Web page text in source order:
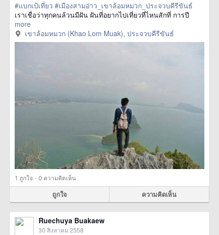
#แบกเป้เที่ยว #เมืองสามอ่าว_เขาล้อมหมวก_ประจวบคีรีขันธ์
เราเชื่อว่าทุกคนล้วนมีฝัน ฝันที่อยากไปเที่ยวที่ไหนสักที่ การปี
more
เขาล้อมหมวก (Khao Lom Muak), ประจวบคีรีขันธ์
1 ถูกใจ · 0 ความคิดเห็น
ถูกใจ ความคิดเห็น
Ruechuya Buakaew
30 สิงหาคม 2558